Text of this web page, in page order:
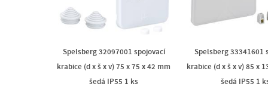
Spelsberg 32097001 spojovací
krabice (d x š x v) 75 x 75 x 42 mm
šedá IP55 1 ks
Spelsberg 33341601
krabice (d x š x v) 85 x
šedá IP55 1